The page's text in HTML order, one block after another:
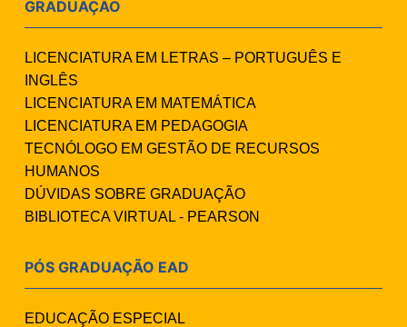
GRADUAÇÃO
LICENCIATURA EM LETRAS – PORTUGUÊS E
INGLÊS
LICENCIATURA EM MATEMÁTICA
LICENCIATURA EM PEDAGOGIA
TECNÓLOGO EM GESTÃO DE RECURSOS
HUMANOS
DÚVIDAS SOBRE GRADUAÇÃO
BIBLIOTECA VIRTUAL - PEARSON
PÓS GRADUAÇÃO EAD
EDUCAÇÃO ESPECIAL